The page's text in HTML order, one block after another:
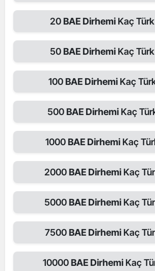
20BAE Dirhemi Kaç Türk
50BAE Dirhemi Kaç Türk
100BAE DirhemiKaç
500BAE DirhemiKaç
1000BAE Dirhemi Kaç
2000BAE Dirhemi Kaç
5000BAE Dirhemi Kaç
7500BAE DirhemiKaç
10000BAE DirhemiKaç